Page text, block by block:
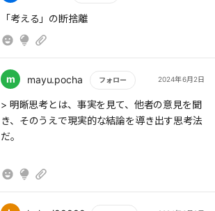
> ・問題を解決する
> ・パートナー、家族、友人と一緒にする楽し
いことを考える
もっと読む
「考える」の断捨離
m mayu.pocha フォロー 2024年6月2日
もっと読む
> 明晰思考とは、事実を見て、他者の意見を聞
き、そのうえで現実的な結論を導き出す思考法
だ。